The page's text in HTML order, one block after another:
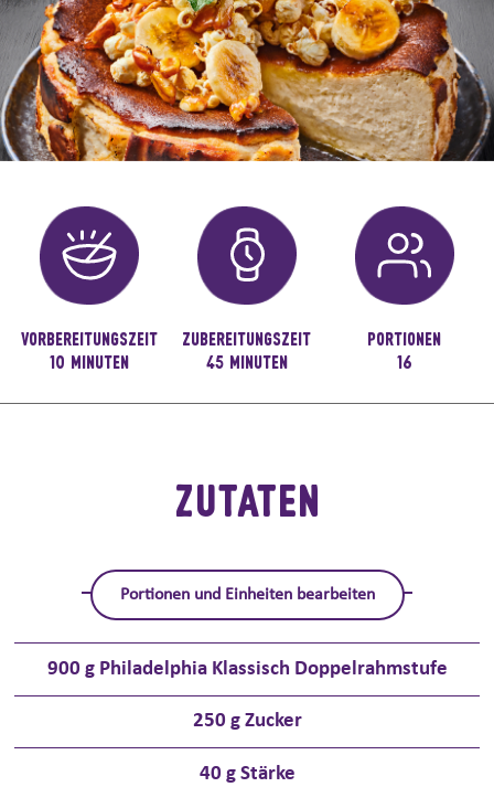
VORBEREITUNGSZEIT
10 MINUTEN
ZUBEREITUNGSZEIT
45 MINUTEN
PORTIONEN
16
ZUTATEN
Portionen und Einheiten bearbeiten
900 g Philadelphia Klassisch Doppelrahmstufe
250 g Zucker
40 g Stärke